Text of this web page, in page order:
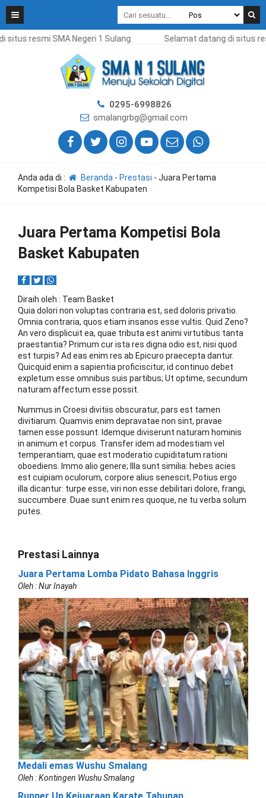
resmi SMA Negeri 1 Sulang. Selamat datang di situs
0295-6998826
smalangrbg@gmail.com
Anda ada di : Beranda - Prestasi - Juara Pertama
Kompetisi Bola Basket Kabupaten
Juara Pertama Kompetisi Bola
Basket Kabupaten
Diraih oleh : Team Basket
Quia dolori non voluptas contraria est, sed doloris privatio.
Omnia contraria, quos etiam insanos esse vultis. Quid Zeno?
An vero displicuit ea, quae tributa est animi virtutibus tanta
praestantia? Primum cur ista res digna odio est, nisi quod
est turpis? Ad eas enim res ab Epicuro praecepta dantur.
Quicquid enim a sapientia proficiscitur, id continuo debet
expletum esse omnibus suis partibus; Ut optime, secundum
naturam affectum esse possit.
Nummus in Croesi divitiis obscuratur, pars est tamen
divitiarum. Quamvis enim depravatae non sint, pravae
tamen esse possunt. Idemque diviserunt naturam hominis
in animum et corpus. Transfer idem ad modestiam vel
temperantiam, quae est moderatio cupiditatum rationi
oboediens. Immo alio genere; Illa sunt similia: hebes acies
est cuipiam oculorum, corpore alius senescit; Potius ergo
illa dicantur: turpe esse, viri non esse debilitari dolore, frangi,
succumbere. Duae sunt enim res quoque, ne tu verba solum
putes.
Prestasi Lainnya
Juara Pertama Lomba Pidato Bahasa Inggris
Oleh : Nur Inayah
Medali emas Wushu Smalang
Oleh : Kontingen Wushu Smalang